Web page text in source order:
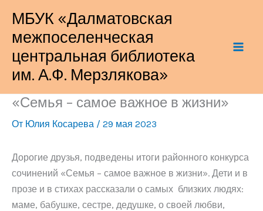
содержимому
МБУК «Далматовская
межпоселенческая
центральная библиотека
им. А.Ф. Мерзлякова»
«Семья – самое важное в жизни»
От Юлия Косарева / 29 мая 2023
Дорогие друзья, подведены итоги районного конкурса
сочинений «Семья – самое важное в жизни». Дети и в
прозе и в стихах рассказали о самых близких людях:
маме, бабушке, сестре, дедушке, о своей любви,